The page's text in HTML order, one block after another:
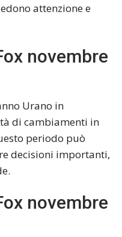
attenzione e
novembre
Urano in
di cambiamenti in
periodo può
decisioni importanti,
novembre